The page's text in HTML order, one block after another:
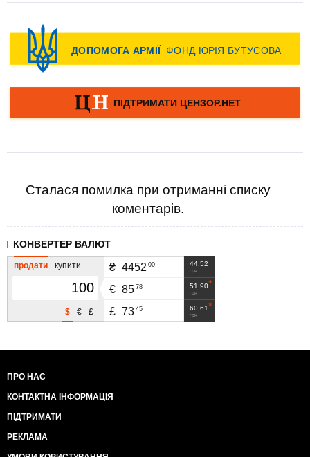
Сталася помилка при отриманні списку
коментарів.
КОНВЕРТЕР ВАЛЮТ
продати купити
£
€
$
44.52
грн
₴ 4452 00
51.90
грн
€ 85 78
60.61
грн
£ 73 45
ПРО НАС
КОНТАКТНА ІНФОРМАЦІЯ
ПІДТРИМАТИ
РЕКЛАМА